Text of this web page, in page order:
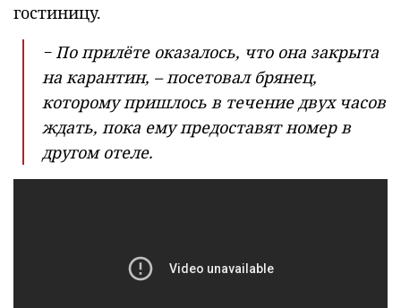
гостиницу.
− По прилёте оказалось, что она закрыта
на карантин, – посетовал брянец,
которому пришлось в течение двух часов
ждать, пока ему предоставят номер в
другом отеле.